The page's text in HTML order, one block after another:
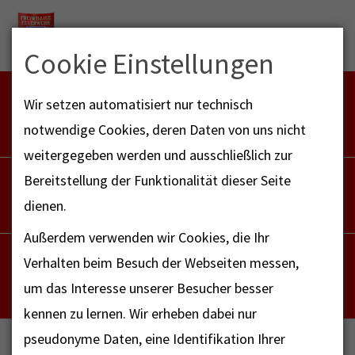
Menu
FEUERWEHR NOTFALL-RETTUNGSDIENST
112
POLIZEI
NOTRUF - FAX FÜR HÖRBEHINDERTE
112
Cookie Einstellungen
Wir setzen automatisiert nur technisch
notwendige Cookies, deren Daten von uns nicht
weitergegeben werden und ausschließlich zur
Bereitstellung der Funktionalität dieser Seite
dienen.
Außerdem verwenden wir Cookies, die Ihr
Verhalten beim Besuch der Webseiten messen,
um das Interesse unserer Besucher besser
kennen zu lernen. Wir erheben dabei nur
pseudonyme Daten, eine Identifikation Ihrer